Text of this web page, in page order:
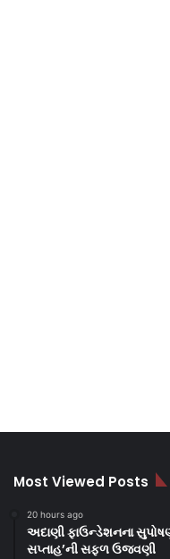
Most Viewed Posts
20 hours ago
અદાણી ફાઉન્ડેશનના
સપ્તાહ’ની સફળ ઉજવણી